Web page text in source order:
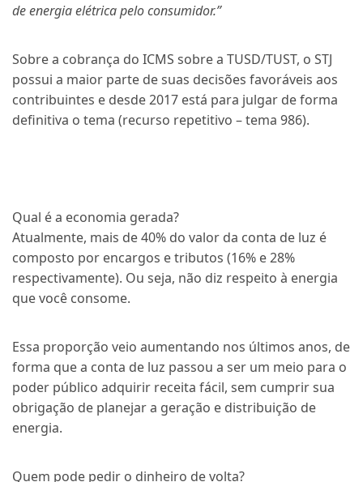
de energia elétrica pelo consumidor.”
Sobre a cobrança do ICMS sobre a TUSD/TUST, o STJ
possui a maior parte de suas decisões favoráveis aos
contribuintes e desde 2017 está para julgar de forma
definitiva o tema (recurso repetitivo – tema 986).
Qual é a economia gerada?
Atualmente, mais de 40% do valor da conta de luz é
composto por encargos e tributos (16% e 28%
respectivamente). Ou seja, não diz respeito à energia
que você consome.
Essa proporção veio aumentando nos últimos anos, de
forma que a conta de luz passou a ser um meio para o
poder público adquirir receita fácil, sem cumprir sua
obrigação de planejar a geração e distribuição de
energia.
Quem pode pedir o dinheiro de volta?